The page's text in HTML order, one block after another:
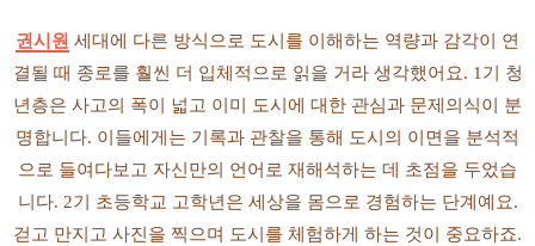
권시원 세대에 다른 방식으로 도시를 이해하는 역량과 감각이 연
결될 때 종로를 훨씬 더 입체적으로 읽을 거라 생각했어요. 1기 청
년층은 사고의 폭이 넓고 이미 도시에 대한 관심과 문제의식이 분
명합니다. 이들에게는 기록과 관찰을 통해 도시의 이면을 분석적
으로 들여다보고 자신만의 언어로 재해석하는 데 초점을 두었습
니다. 2기 초등학교 고학년은 세상을 몸으로 경험하는 단계예요.
걷고 만지고 사진을 찍으며 도시를 체험하게 하는 것이 중요하죠.